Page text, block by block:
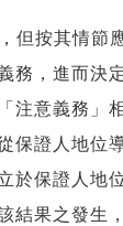
按其情
，進而
意義務
證人地
保證人
果之發